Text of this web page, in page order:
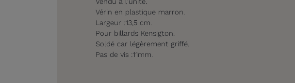
Vérin en plastique marron.
Largeur :13,5 cm.
Pour billards Kensigton.
Soldé car légèrement griffé.
Pas de vis :11mm.